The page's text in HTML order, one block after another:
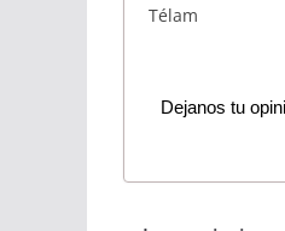
Télam
Dejanos tu